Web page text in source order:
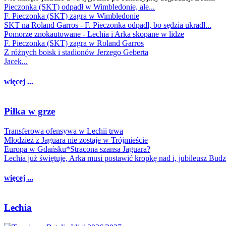
Pieczonka (SKT) odpadł w Wimbledonie, ale...
F. Pieczonka (SKT) zagra w Wimbledonie
SKT na Roland Garros - F. Pieczonka odpadł, bo sędzia ukradł...
Pomorze znokautowane - Lechia i Arka skopane w lidze
F. Pieczonka (SKT) zagra w Roland Garros
Z różnych boisk i stadionów Jerzego Geberta
Jacek...
więcej ...
Piłka w grze
Transferowa ofensywa w Lechii trwa
Młodzież z Jaguara nie zostaje w Trójmieście
Europa w Gdańsku*Stracona szansa Jaguara?
Lechia już świętuje, Arka musi postawić kropkę nad i, jubileusz
więcej ...
Lechia